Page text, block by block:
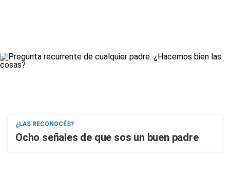
¿LAS RECONOCÉS?
Ocho señales de que sos un buen padre